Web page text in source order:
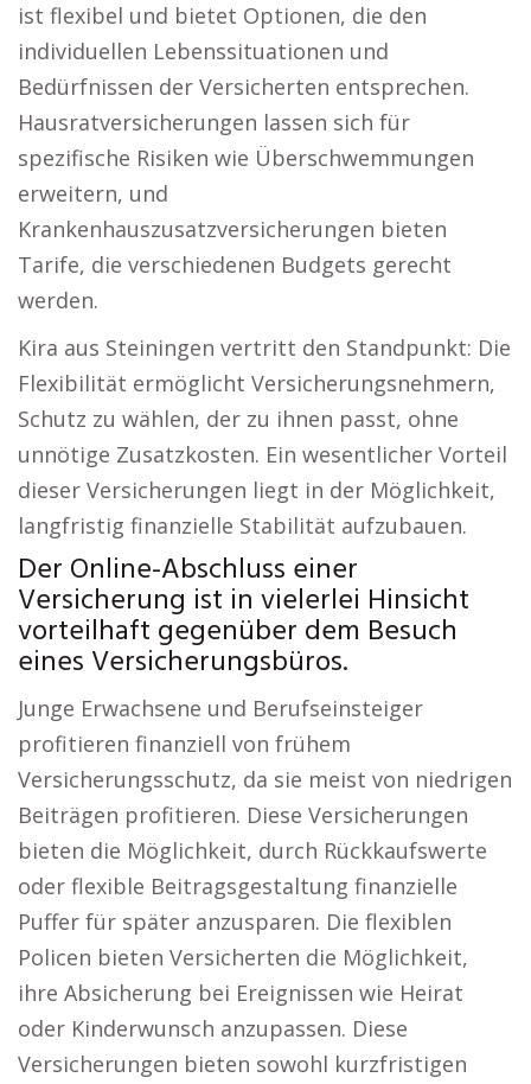
ist flexibel und bietet Optionen, die den
individuellen Lebenssituationen und
Bedürfnissen der Versicherten entsprechen.
Hausratversicherungen lassen sich für
spezifische Risiken wie Überschwemmungen
erweitern, und
Krankenhauszusatzversicherungen bieten
Tarife, die verschiedenen Budgets gerecht
werden.
Kira aus Steiningen vertritt den Standpunkt: Die
Flexibilität ermöglicht Versicherungsnehmern,
Schutz zu wählen, der zu ihnen passt, ohne
unnötige Zusatzkosten. Ein wesentlicher Vorteil
dieser Versicherungen liegt in der Möglichkeit,
langfristig finanzielle Stabilität aufzubauen.
Der Online-Abschluss einer
Versicherung ist in vielerlei Hinsicht
vorteilhaft gegenüber dem Besuch
eines Versicherungsbüros.
Junge Erwachsene und Berufseinsteiger
profitieren finanziell von frühem
Versicherungsschutz, da sie meist von niedrigen
Beiträgen profitieren. Diese Versicherungen
bieten die Möglichkeit, durch Rückkaufswerte
oder flexible Beitragsgestaltung finanzielle
Puffer für später anzusparen. Die flexiblen
Policen bieten Versicherten die Möglichkeit,
ihre Absicherung bei Ereignissen wie Heirat
oder Kinderwunsch anzupassen. Diese
Versicherungen bieten sowohl kurzfristigen